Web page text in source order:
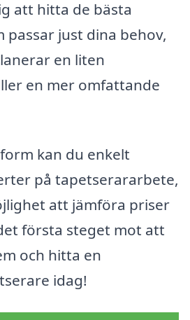
att hitta de bästa
passar just dina behov,
en liten
en mer omfattande
kan du enkelt
på tapetserararbete,
att jämföra priser
första steget mot att
och hitta en
idag!